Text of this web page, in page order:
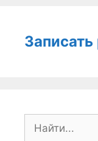
Записать
Поиск: